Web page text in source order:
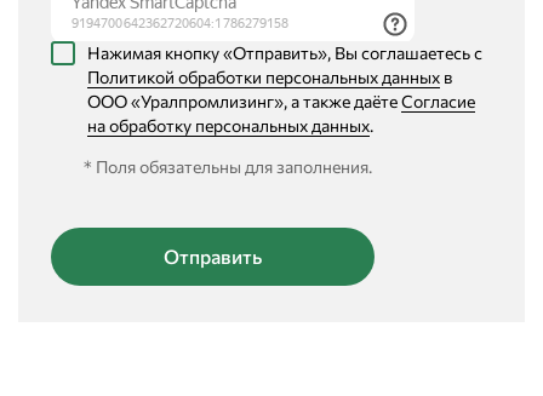
Нажимая кнопку «Отправить», Вы соглашаетесь с
Политикой обработки персональных данных
ООО «Уралпромлизинг», а также даётеСогласие
на обработку персональных данных.
* Поля обязательны для заполнения.